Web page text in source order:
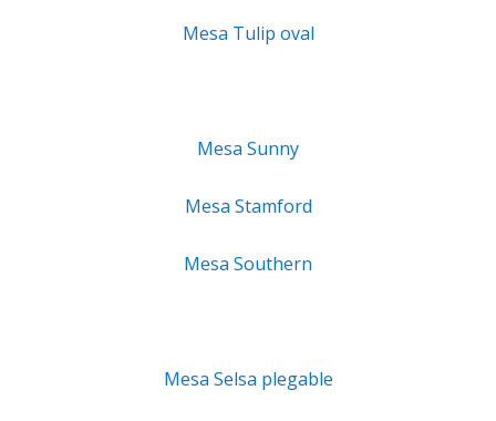
Mesa Tulip oval
Mesa Sunny
Mesa Stamford
Mesa Southern
Mesa Selsa plegable